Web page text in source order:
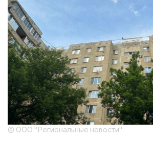
© ООО "Региональные новости"